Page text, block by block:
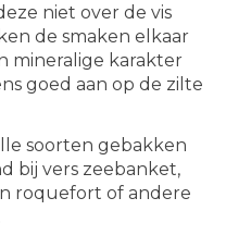
niet over de vis
de smaken elkaar
mineralige karakter
goed aan op de zilte
soorten gebakken
bij vers zeebanket,
roquefort of andere